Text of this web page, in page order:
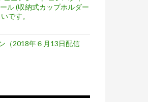
ル (収納式カップホルダー
です。
（2018年６月13日配信